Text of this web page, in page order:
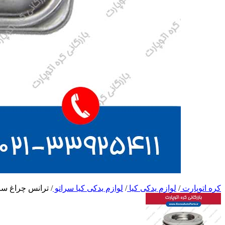
کره اتوپارت/ لوازم یدکی کیا/ لوازم یدکی کیا سراتو/ ترانس چراغ